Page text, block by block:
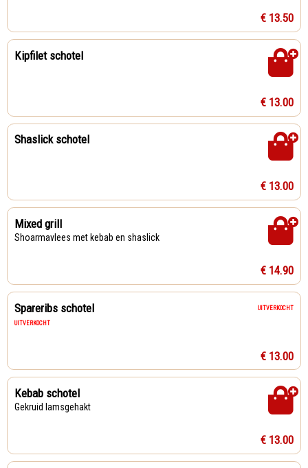
€ 13.50
Kipfilet schotel
€ 13.00
Shaslick schotel
€ 13.00
Mixed grill
Shoarmavlees met kebab en shaslick
€ 14.90
Spareribs schotel
UITVERKOCHT
UITVERKOCHT
€ 13.00
Kebab schotel
Gekruid lamsgehakt
€ 13.00